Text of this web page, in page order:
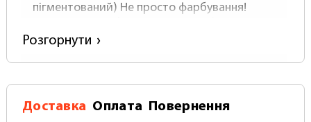
пігментований) Не просто фарбування!
щільність-500 (зверніть увагу у справжнього
Товщина близько 0.5 мм.
Поверхня-матова з покриттям антивідблиску
Постачається в Рулоні
Розгорнути
Доставка Оплата Повернення